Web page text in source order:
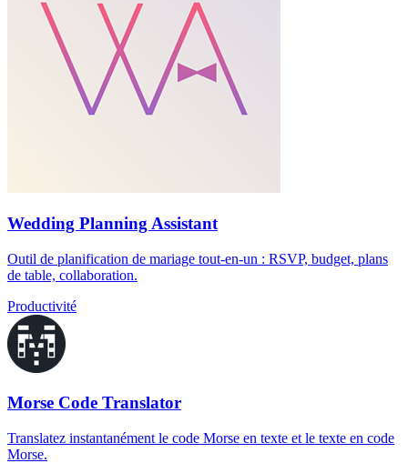
Wedding Planning Assistant
Outil de planification de mariage tout-en-un : RSVP, budget, plans
de table, collaboration.
Productivité
Morse Code Translator
Translatez instantanément le code Morse en texte et le texte en code
Morse.